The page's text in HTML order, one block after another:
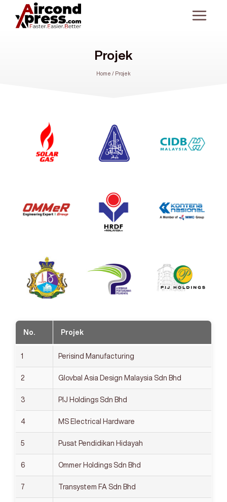
Projek
Home / Projek
No. Projek
1 Perisind Manufacturing
2 Glovbal Asia Design Malaysia Sdn Bhd
3 PIJ Holdings Sdn Bhd
4 MS Electrical Hardware
5 Pusat Pendidikan Hidayah
6 Ommer Holdings Sdn Bhd
7 Transystem FA Sdn Bhd